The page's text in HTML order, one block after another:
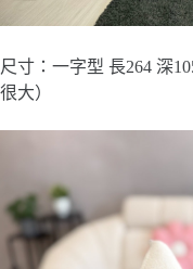
尺寸：一字型 長264 深
很大）